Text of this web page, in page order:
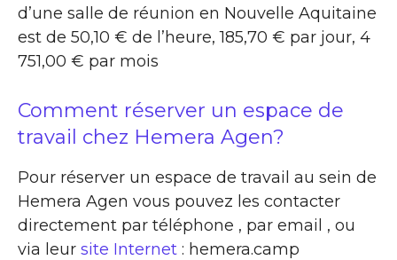
d’une salle de réunion en Nouvelle Aquitaine
est de 50,10 € de l’heure, 185,70 € par jour, 4
751,00 € par mois
Comment réserver un espace de
travail chez Hemera Agen?
Pour réserver un espace de travail au sein de
Hemera Agen vous pouvez les contacter
directement par téléphone , par email , ou
via leur site Internet : hemera.camp